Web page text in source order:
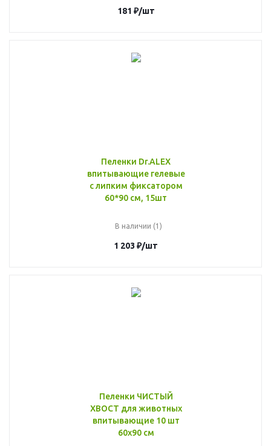
181 ₽/шт
Пеленки Dr.ALEX
впитывающие гелевые
с липким фиксатором
60*90 см, 15шт
В наличии (1)
1 203 ₽/шт
Пеленки ЧИСТЫЙ
ХВОСТ для животных
впитывающие 10 шт
60х90 см